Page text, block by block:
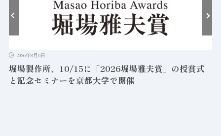
2026年8月6日
堀場製作所、10/15に「2026堀場雅夫賞」の授賞式
と記念セミナーを京都大学で開催